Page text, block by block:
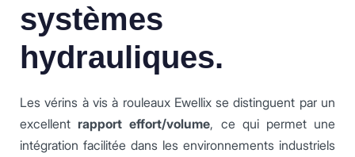
systèmes
hydrauliques.
Les vérins à vis à rouleaux Ewellix se distinguent par un
excellentrapport effort/volume, ce qui permet une
intégration facilitée dans les environnements industriels